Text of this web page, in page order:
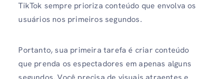
TikTok sempre prioriza conteúdo que envolva os
usuários nos primeiros segundos.
Portanto, sua primeira tarefa é criar conteúdo
que prenda os espectadores em apenas alguns